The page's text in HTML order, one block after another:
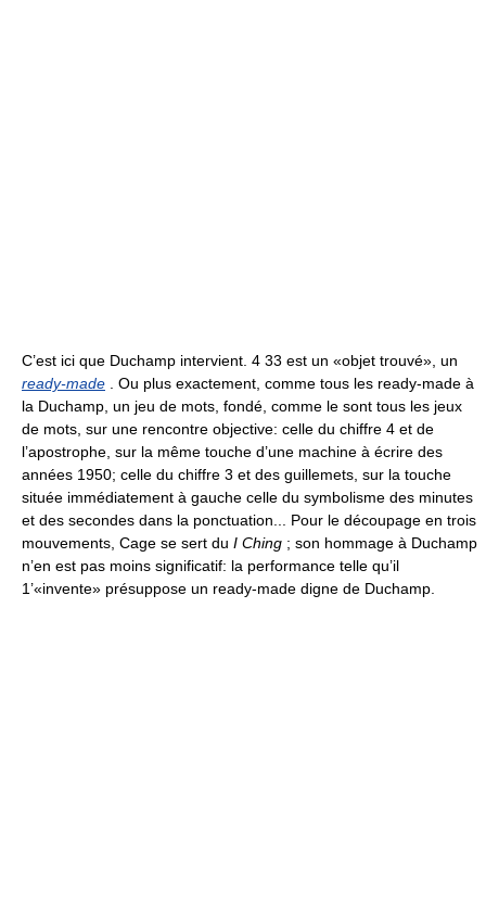
C’est ici que Duchamp intervient. 4 33 est un «objet trouvé», un
ready-made . Ou plus exactement, comme tous les ready-made à
la Duchamp, un jeu de mots, fondé, comme le sont tous les jeux
de mots, sur une rencontre objective: celle du chiffre 4 et de
l’apostrophe, sur la même touche d’une machine à écrire des
années 1950; celle du chiffre 3 et des guillemets, sur la touche
située immédiatement à gauche celle du symbolisme des minutes
et des secondes dans la ponctuation... Pour le découpage en trois
mouvements, Cage se sert du I Ching ; son hommage à Duchamp
n’en est pas moins significatif: la performance telle qu’il
1’«invente» présuppose un ready-made digne de Duchamp.